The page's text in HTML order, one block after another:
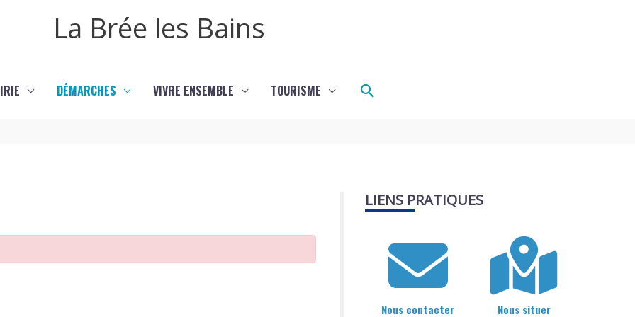
La Brée les Bains
DÉMARCHES VIVRE ENSEMBLE TOURISME Rechercher
LIENS PRATIQUES
Nous contacter Nous situer